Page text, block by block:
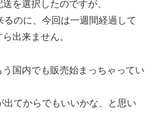
を選択したのですが、
のに、今回は一週間経過して
出来ません。
国内でも販売始まっちゃってい
出てからでもいいかな、と思い